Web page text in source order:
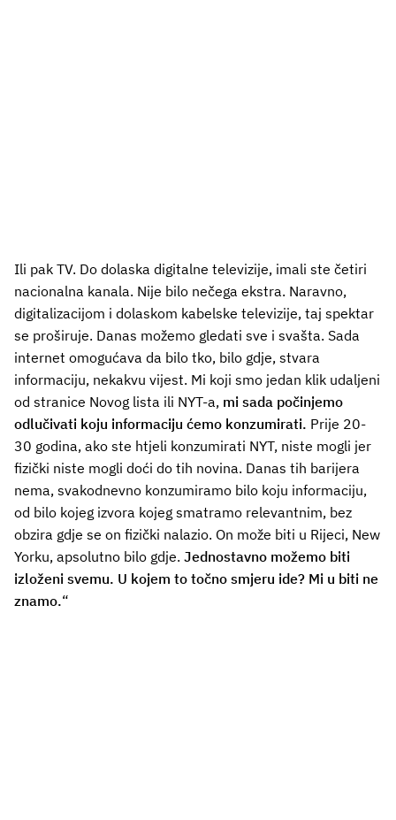
Ili pak TV. Do dolaska digitalne televizije, imali ste četiri
nacionalna kanala. Nije bilo nečega ekstra. Naravno,
digitalizacijom i dolaskom kabelske televizije, taj spektar
se proširuje. Danas možemo gledati sve i svašta. Sada
internet omogućava da bilo tko, bilo gdje, stvara
informaciju, nekakvu vijest. Mi koji smo jedan klik udaljeni
od stranice Novog lista ili NYT-a, mi sada počinjemo
odlučivati koju informaciju ćemo konzumirati. Prije 20-
30 godina, ako ste htjeli konzumirati NYT, niste mogli jer
fizički niste mogli doći do tih novina. Danas tih barijera
nema, svakodnevno konzumiramo bilo koju informaciju,
od bilo kojeg izvora kojeg smatramo relevantnim, bez
obzira gdje se on fizički nalazio. On može biti u Rijeci, New
Yorku, apsolutno bilo gdje. Jednostavno možemo biti
izloženi svemu. U kojem to točno smjeru ide? Mi u biti ne
znamo.“